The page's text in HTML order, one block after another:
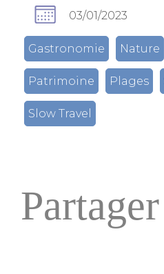
03/01/2023
Gastronomie Nature
Patrimoine Plages
Slow Travel
Partager